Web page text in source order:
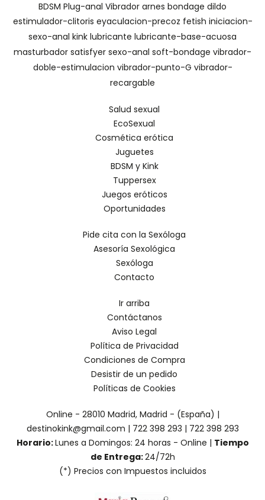
BDSM Plug-anal Vibrador arnes bondage dildo
estimulador-clitoris eyaculacion-precoz fetish iniciacion-
sexo-anal kink lubricante lubricante-base-acuosa
masturbador satisfyer sexo-anal soft-bondage vibrador-
doble-estimulacion vibrador-punto-G vibrador-
recargable
Salud sexual
EcoSexual
Cosmética erótica
Juguetes
BDSM y Kink
Tuppersex
Juegos eróticos
Oportunidades
Pide cita con la Sexóloga
Asesoría Sexológica
Sexóloga
Contacto
Ir arriba
Contáctanos
Aviso Legal
Política de Privacidad
Condiciones de Compra
Desistir de un pedido
Políticas de Cookies
Online - 28010 Madrid, Madrid - (España) |
destinokink@gmail.com | 722 398 293 | 722 398 293
Horario:Lunes a Domingos: 24 horas - Online | Tiempo
de Entrega:24/72h
(*) Precios con Impuestos incluidos